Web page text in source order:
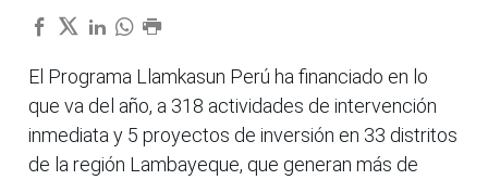
El Programa Llamkasun Perú ha financiado en lo
que va del año, a 318 actividades de intervención
inmediata y 5 proyectos de inversión en 33 distritos
de la región Lambayeque, que generan más de